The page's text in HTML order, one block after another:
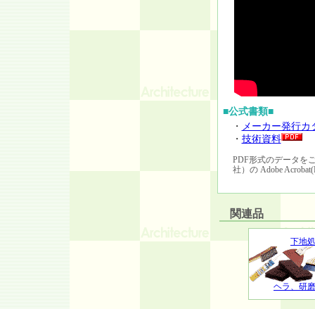
■公式書類■
・ メーカー発行カ
・ 技術資料
PDF形式のデータを
社）の Adobe
関連品
下地
ヘラ、研